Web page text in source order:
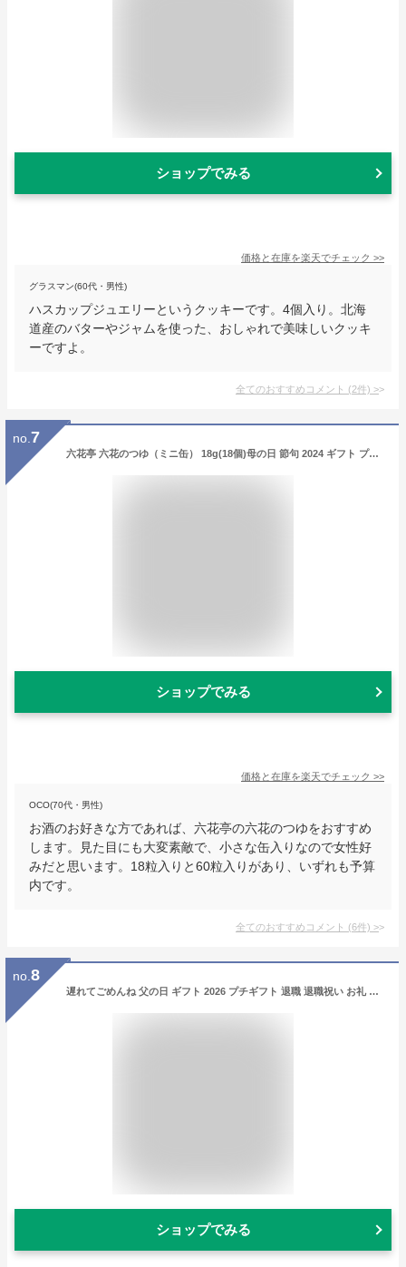
ショップでみる
価格と在庫を楽天でチェック >>
グラスマン(60代・男性)
ハスカップジュエリーというクッキーです。4個入り。北海
道産のバターやジャムを使った、おしゃれで美味しいクッキ
ーですよ。
全てのおすすめコメント (2件) >
no. 7
六花亭 六花のつゆ（ミニ缶） 18g(18個)母の日 節句 2024 ギフト プチギフト ちょっとしたお礼 帯広 六花 ボンボン asmr お菓子 洋菓子六花の露 大人 感謝 転勤 退職 お礼 お返し 上品 きれい かわいい 誕生日 内祝い 500円以下 大量 お祝い
ショップでみる
価格と在庫を楽天でチェック >>
OCO(70代・男性)
お酒のお好きな方であれば、六花亭の六花のつゆをおすすめ
します。見た目にも大変素敵で、小さな缶入りなので女性好
みだと思います。18粒入りと60粒入りがあり、いずれも予算
内です。
全てのおすすめコメント (6件) >
no. 8
遅れてごめんね 父の日 ギフト 2026 プチギフト 退職 退職祝い お礼 プレゼント 卒業 送別会 挨拶 お世話になりました フルーツフィナンシェ5個入（5種の味） ショコラ、みかん、ゆず、イチゴ、抹茶が香る上品な焼き菓子 プレゼント おしゃれ
ショップでみる